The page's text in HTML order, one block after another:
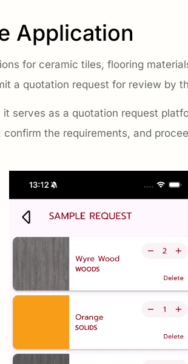
Application
for ceramic tiles, flooring
a quotation request for review by
serves as a quotation request
the requirements, and